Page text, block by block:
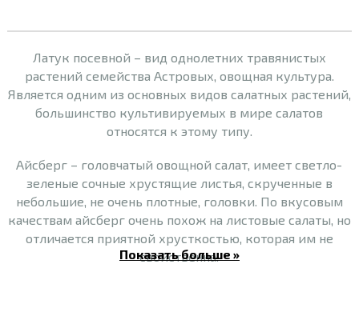
Латук посевной – вид однолетних травянистых
растений семейства Астровых, овощная культура.
Является одним из основных видов салатных растений,
большинство культивируемых в мире салатов
относятся к этому типу.
Айсберг – головчатый овощной салат, имеет светло-
зеленые сочные хрустящие листья, скрученные в
небольшие, не очень плотные, головки. По вкусовым
качествам айсберг очень похож на листовые салаты, но
отличается приятной хрусткостью, которая им не
свойственна.
Показать больше »